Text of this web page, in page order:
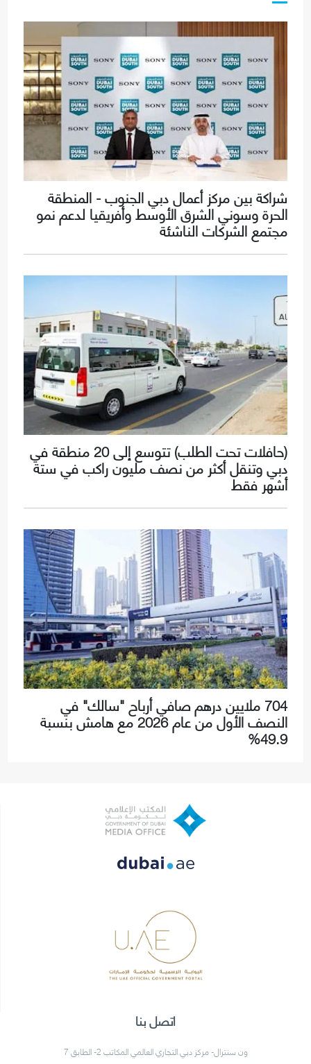
شراكة بين مركز أعمال دبي الجنوب - المنطقة
الحرة وسوني الشرق الأوسط وأفريقيا لدعم نمو
مجتمع الشركات الناشئة
(حافلات تحت الطلب) تتوسع إلى 20 منطقة في
دبي وتنقل أكثر من نصف مليون راكب في ستة
أشهر فقط
704 ملايين درهم صافي أرباح "سالك" في
النصف الأول من عام 2026 مع هامش بنسبة
49.9%
اتصل بنا
ون سنترال- مركز دبي التجاري العالمي المكاتب 2- الطابق 7